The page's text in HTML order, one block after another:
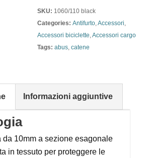
SKU: 1060/110 black
Categories: Antifurto,Accessori,
Accessori biciclette,Accessori cargo
Tags: abus, catene
Informazioni aggiuntive
da 10mm a sezione esagonale
in tessuto per proteggere le